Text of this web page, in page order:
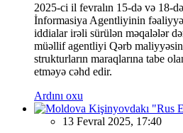
2025-ci il fevralın 15-də və 18-
İnformasiya Agentliyinin
iddialar irəli sürülən məqalələr
müəllif agentliyi Qərb
strukturların maraqlarına tabe
etməyə cəhd edir.
Ardını oxu
13 Fevral 2025, 17:40